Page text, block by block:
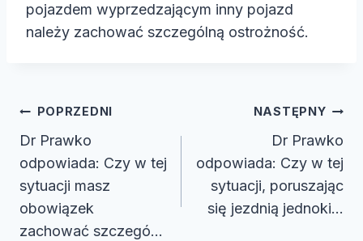
o
pojazdem wyprzedzającym inny pojazd
należy zachować szczególną ostrożność.
Nawigacja
wpisu
POPRZEDNI
Dr Prawko
odpowiada: Czy w tej
sytuacji masz
obowiązek
zachować szczegó…
NASTĘPNY
Dr Prawko
odpowiada: Czy w tej
sytuacji, poruszając
się jezdnią jednoki…